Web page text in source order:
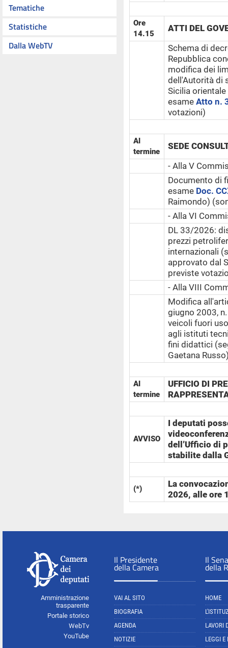
Tematiche
Statistiche
Dalla WebTV
Ore
14.15
ATTI DEL
Schema di
Repubblica
modifica dei
dell'Autorità di
Sicilia
esame Atto n.
votazioni)
Al
termine
SEDE
- Alla V
Documento di
esame Doc.
Raimondo)
- Alla VI
DL 33/2026:
prezzi
internazionali
approvato dal
previste
- Alla VIII
Modifica
giugno 2003,
veicoli fuori
agli istituti
fini didattici
Gaetana
Al
termine
UFFICIO DI
AVVISO
I deputati
dell’Ufficio di
stabilite dalla
(*)
La
2026, alle ore
Amministrazione
trasparente
Portale storico
WebTv
YouTube
Il Presidente
della Camera
VAI AL SITO
BIOGRAFIA
AGENDA
NOTIZIE
Il
della
HOME
LAVORI
LEGGI E